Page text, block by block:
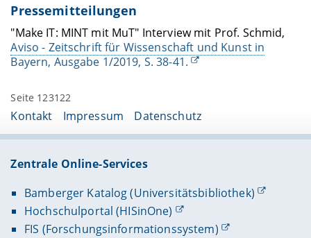
Pressemitteilungen
"Make IT: MINT mit MuT" Interview mit Prof. Schmid,
Aviso - Zeitschrift für Wissenschaft und Kunst in
Bayern, Ausgabe 1/2019, S. 38-41.
Seite 123122
Kontakt Impressum Datenschutz
Zentrale Online-Services
Bamberger Katalog (Universitätsbibliothek)
Hochschulportal (HISinOne)
FIS (Forschungsinformationssystem)